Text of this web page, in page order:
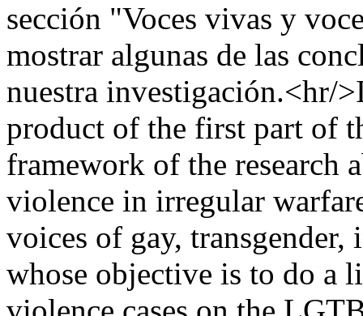
sección "Voces vivas y
mostrar algunas de las
nuestra investigación.<hr/
product of the first part of
framework of the research
violence in irregular
voices of gay, transgender,
whose objective is to do a